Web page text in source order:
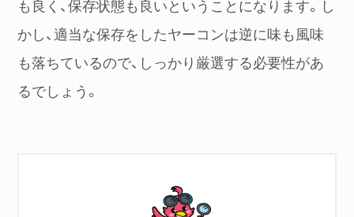
も良く、保存状態も良いということになります。し
かし、適当な保存をしたヤーコンは逆に味も風味
も落ちているので、しっかり厳選する必要性があ
るでしょう。